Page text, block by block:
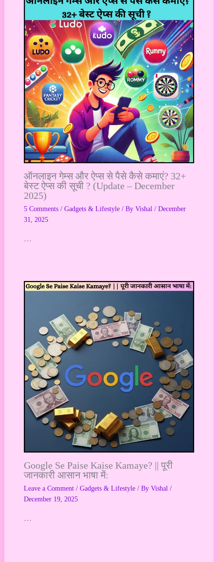
ऑनलाइन गेम्स और ऐप्स से पैसे कैसे कमाएं? 32+
बेस्ट ऐप्स की सूची ? (Update – December
2025)
5 Comments / Gadgets & Lifestyle/ By Vishal / December
31, 2025
…
Google Se Paise Kaise Kamaye? || पूरी
जानकारी आसान भाषा में:
Leave a Comment / Gadgets & Lifestyle/ By Vishal /
December 19, 2025
…